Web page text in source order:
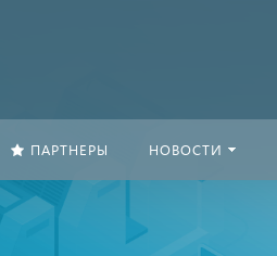
ПАРТНЕРЫ НОВОСТИ